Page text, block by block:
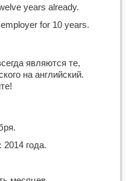
years already.
for 10 years.
являются те,
на английский.
года.